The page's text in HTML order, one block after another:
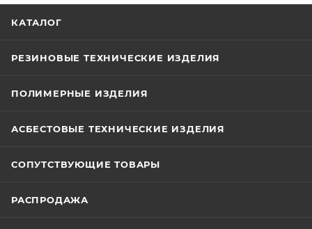
КАТАЛОГ
РЕЗИНОВЫЕ ТЕХНИЧЕСКИЕ ИЗДЕЛИЯ
ПОЛИМЕРНЫЕ ИЗДЕЛИЯ
АСБЕСТОВЫЕ ТЕХНИЧЕСКИЕ ИЗДЕЛИЯ
СОПУТСТВУЮЩИЕ ТОВАРЫ
РАСПРОДАЖА